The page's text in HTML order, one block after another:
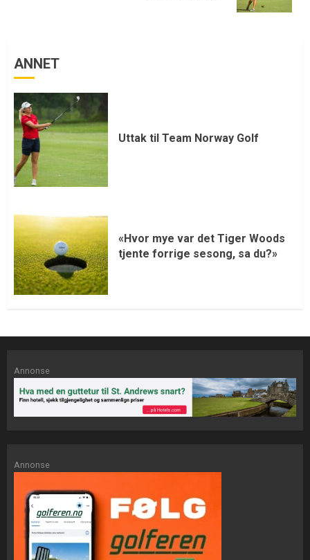
ANNET
Uttak til Team Norway Golf
«Hvor mye var det Tiger Woods
tjente forrige sesong, sa du?»
Annonse
Annonse